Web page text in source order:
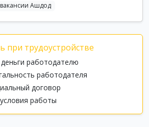
вакансии Ашдод
при трудоустройстве
работодателю
работодателя
договор
работы